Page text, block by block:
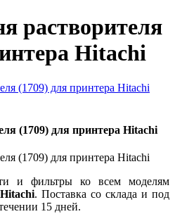
растворителя
Hitachi
(1709) для принтера Hitachi
и фильтры ко всем моделям
Hitachi. Поставка со склада и под
15 дней.